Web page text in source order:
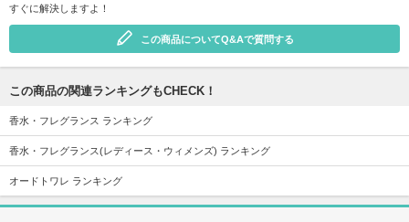
すぐに解決しますよ！
この商品についてQ&Aで質問する
この商品の関連ランキングもCHECK！
香水・フレグランス ランキング
香水・フレグランス(レディース・ウィメンズ) ランキング
オードトワレ ランキング